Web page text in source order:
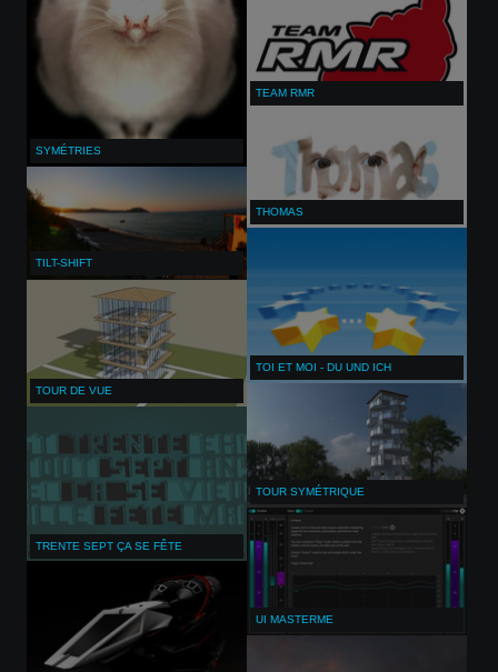
SYMÉTRIES
TEAM RMR
THOMAS
TILT-SHIFT
TOI ET MOI - DU UND ICH
TOUR DE VUE
TOUR SYMÉTRIQUE
TRENTE SEPT ÇA SE FÊTE
UI MASTERME